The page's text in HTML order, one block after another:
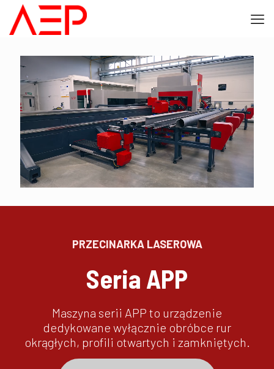
PRZECINARKA LASEROWA
Seria APP
Maszyna serii APP to urządzenie
dedykowane wyłącznie obróbce rur
okrągłych, profili otwartych i zamkniętych.